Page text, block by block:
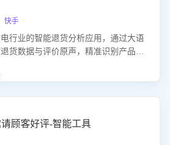
手
行业的智能退货分析应用，通过大语
货数据与评价原声，精准识别产品质
户痛点驱动产品迭代，从根本上降低
顾客好评-智能工具